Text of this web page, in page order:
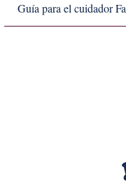
Guía para el cuidador